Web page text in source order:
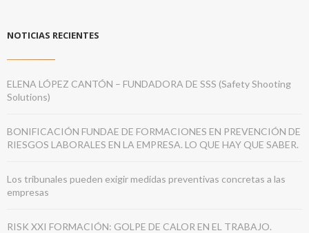
NOTICIAS RECIENTES
ELENA LÓPEZ CANTÓN – FUNDADORA DE SSS (Safety Shooting
Solutions)
BONIFICACIÓN FUNDAE DE FORMACIONES EN PREVENCIÓN DE
RIESGOS LABORALES EN LA EMPRESA. LO QUE HAY QUE SABER.
Los tribunales pueden exigir medidas preventivas concretas a las
empresas
RISK XXI FORMACIÓN: GOLPE DE CALOR EN EL TRABAJO.